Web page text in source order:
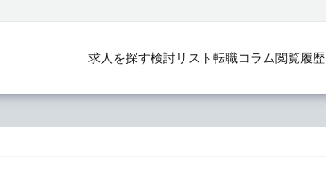
求人を探す検討リスト転職コラム閲覧履歴